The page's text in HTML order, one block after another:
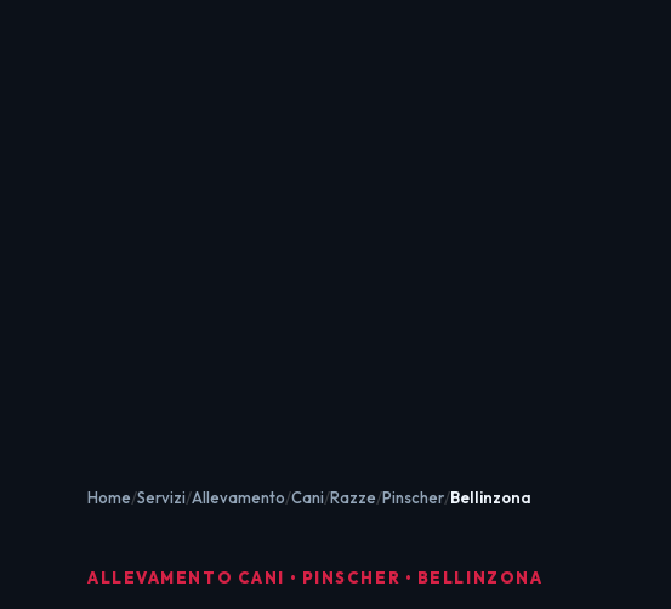
Home Servizi Allevamento Cani Razze Pinscher Bellinzona
ALLEVAMENTO CANI • PINSCHER • BELLINZONA